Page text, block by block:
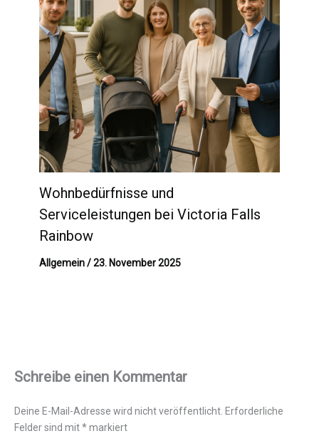
Wohnbedürfnisse und
Serviceleistungen bei Victoria Falls
Rainbow
Allgemein/23. November 2025
Schreibe einen Kommentar
Deine E-Mail-Adresse wird nicht veröffentlicht. Erforderliche
Felder sind mit*markiert